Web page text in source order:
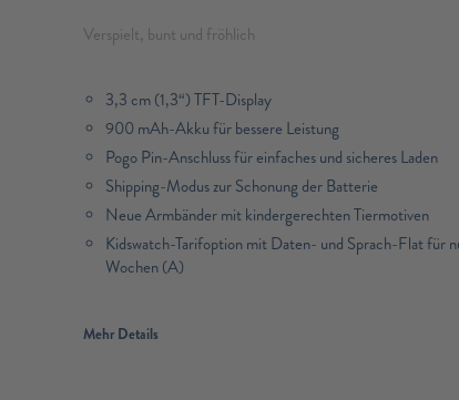
Verspielt, bunt und fröhlich
3,3 cm (1,3“) TFT-Display
900 mAh-Akku für bessere Leistung
Pogo Pin-Anschluss für einfaches und sicheres Laden
Shipping-Modus zur Schonung der Batterie
Neue Armbänder mit kindergerechten Tiermotiven
Kidswatch-Tarifoption mit Daten- und Sprach-Flat für
Wochen (A)
Mehr Details